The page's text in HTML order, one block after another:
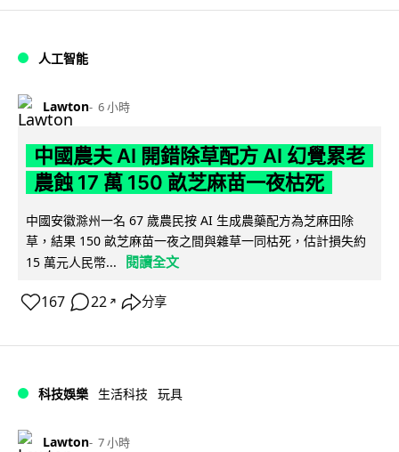
人工智能
Lawton 6 小時
中國農夫 AI 開錯除草配方 AI 幻覺累老
農蝕 17 萬 150 畝芝麻苗一夜枯死
中國安徽滁州一名 67 歲農民按 AI 生成農藥配方為芝麻田除
草，結果 150 畝芝麻苗一夜之間與雜草一同枯死，估計損失約
15 萬元人民幣...
閱讀全文
167 22 ↗ 分享
科技娛樂 生活科技 玩具
Lawton 7 小時